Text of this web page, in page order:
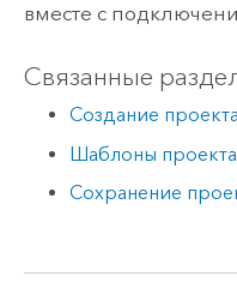
вместе с
Связанные
Создание проекта
Шаблоны проекта
Сохранение